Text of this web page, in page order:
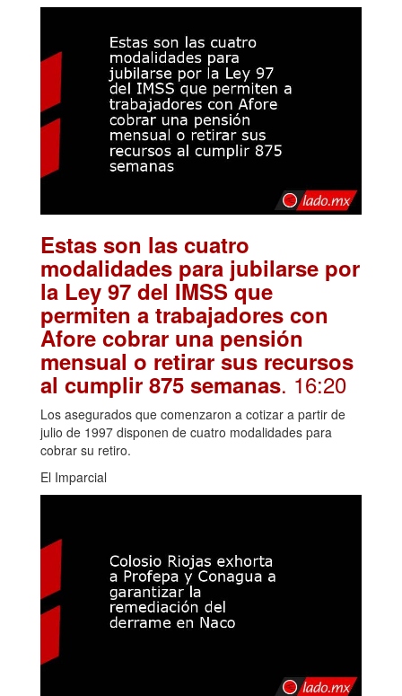
Estas son las cuatro
modalidades para jubilarse por
la Ley 97 del IMSS que
permiten a trabajadores con
Afore cobrar una pensión
mensual o retirar sus recursos
al cumplir 875 semanas. 16:20
Los asegurados que comenzaron a cotizar a partir de
julio de 1997 disponen de cuatro modalidades para
cobrar su retiro.
El Imparcial